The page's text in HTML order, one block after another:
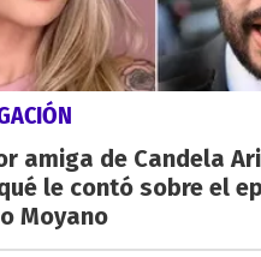
amiga de Candela
le contó sobre el
Moyano